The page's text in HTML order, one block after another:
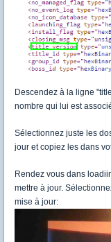
Descendez à la ligne
nombre qui lui est
Sélectionnez juste les
jour et copiez les dans
Rendez vous dans
mettre à jour.
mise à jour: